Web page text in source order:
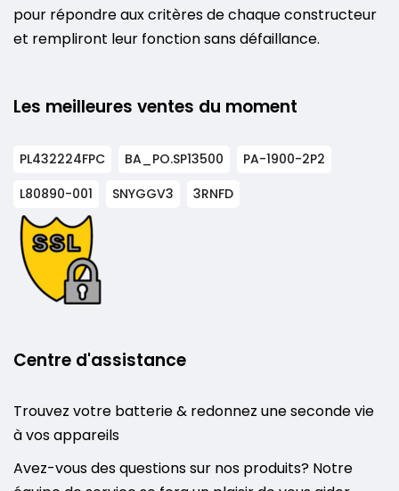
pour répondre aux critères de chaque constructeur
et rempliront leur fonction sans défaillance.
Les meilleures ventes du moment
PL432224FPC BA_PO.SP13500
PA-1900-2P2
L80890-001
SNYGGV3 3RNFD
Centre d'assistance
Trouvez votre batterie & redonnez une seconde vie
à vos appareils
Avez-vous des questions sur nos produits? Notre